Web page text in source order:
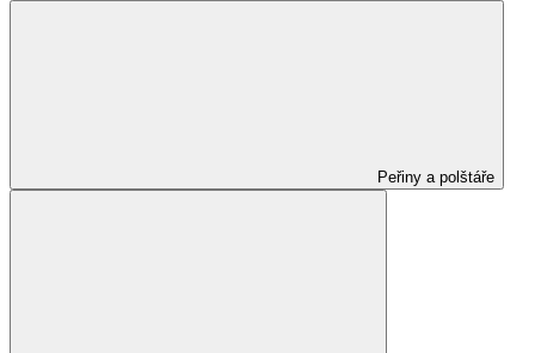
Peřiny a polštáře